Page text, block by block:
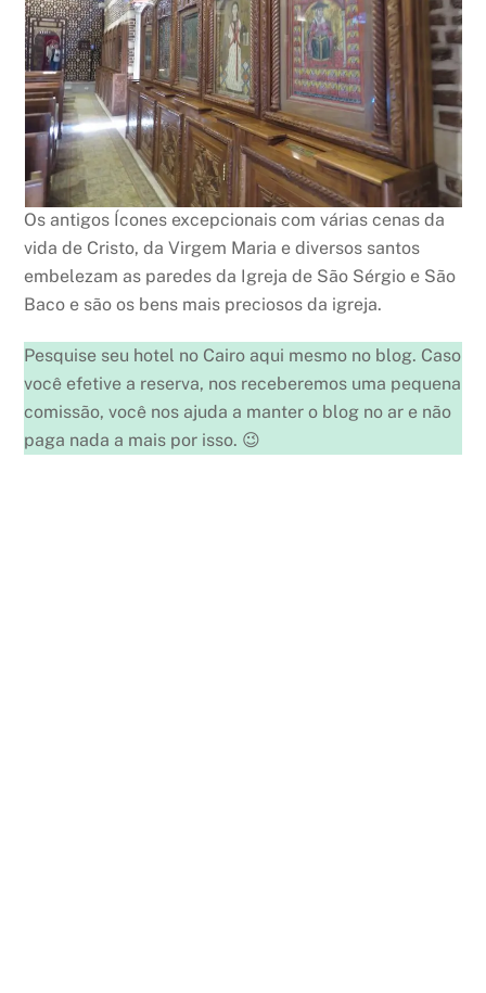
Os antigos Ícones excepcionais com várias cenas da
vida de Cristo, da Virgem Maria e diversos santos
embelezam as paredes da Igreja de São Sérgio e São
Baco e são os bens mais preciosos da igreja.
Pesquise seu hotel no Cairo aqui mesmo no blog. Caso
você efetive a reserva, nos receberemos uma pequena
comissão, você nos ajuda a manter o blog no ar e não
paga nada a mais por isso. 😉